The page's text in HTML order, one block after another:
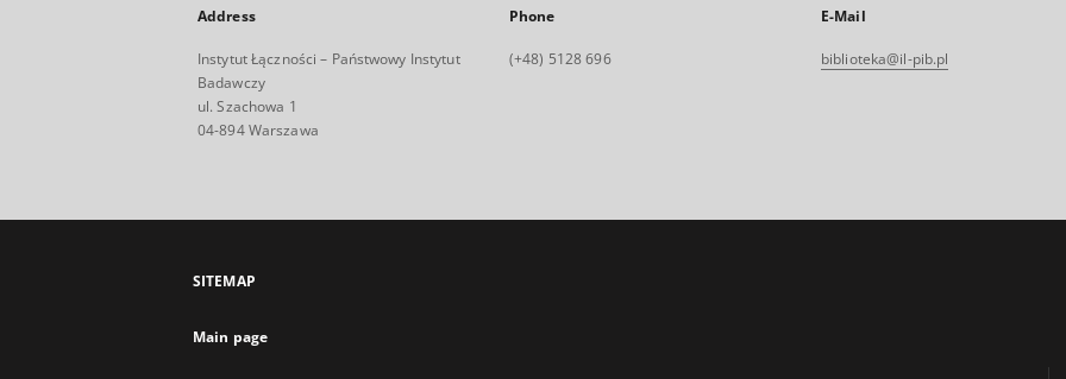
Address
Instytut Łączności – Państwowy Instytut
Badawczy
ul. Szachowa 1
04-894 Warszawa
Phone
(+48) 5128 696
E-Mail
biblioteka@il-pib.pl
SITEMAP
Main page